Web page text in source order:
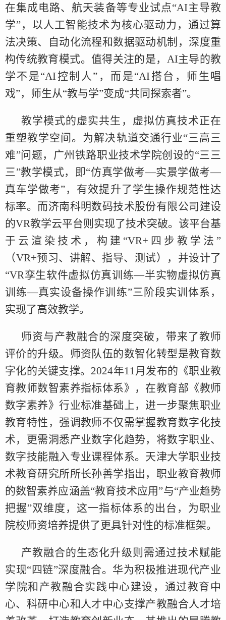
在集成电路、航天装备等专业试点“AI主导教
学”，以人工智能技术为核心驱动力，通过算
法决策、自动化流程和数据驱动机制，深度重
构传统教育模式。值得关注的是，AI主导的教
学不是“AI控制人”，而是“AI搭台，师生唱
戏”，师生从“教与学”变成“共同探索者”。
教学模式的虚实共生，虚拟仿真技术正在
重塑教学空间。为解决轨道交通行业“三高三
难”问题，广州铁路职业技术学院创设的“三三
三”教学模式，即“仿真学做考—实景学做考—
真车学做考”，有效提升了学生操作规范性达
标率。而济南科明数码技术股份有限公司建设
的VR教学云平台则实现了技术突破。该平台基
于云渲染技术，构建“VR+四步教学法”
（VR+预习、讲解、指导、测试），并设计了
“VR孪生软件虚拟仿真训练—半实物虚拟仿真
训练—真实设备操作训练”三阶段实训体系，
实现了高效教学。
师资与产教融合的深度突破，带来了教师
评价的升级。师资队伍的数智化转型是教育数
字化的关键支撑。2024年11月发布的《职业教
育教师数智素养指标体系》，在教育部《教师
数字素养》行业标准基础上，进一步聚焦职业
教育特性，强调教师不仅需掌握教育数字化技
术，更需洞悉产业数字化趋势，将数字职业、
数字技能融入专业课程体系。天津大学职业技
术教育研究所所长孙善学指出，职业教育教师
的数智素养应涵盖“教育技术应用”与“产业趋势
把握”双维度，这一指标体系的出台，为职业
院校师资培养提供了更具针对性的标准框架。
产教融合的生态化升级则需通过技术赋能
实现“四链”深度融合。华为积极推进现代产业
学院和产教融合实践中心建设，通过教育中
心、科研中心和人才中心支撑产教融合人才培